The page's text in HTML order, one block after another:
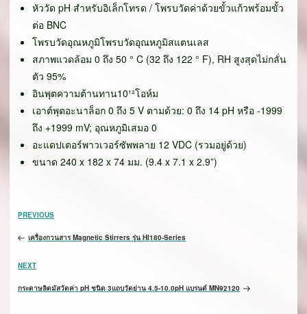
หัววัด pH สำหรับอิเล็กโทรด / โพรบวัดค่าด้วยขั้วแก้วพร้อมขั้ว
ต่อ BNC
โพรบวัดอุณหภูมิโพรบวัดอุณหภูมิสแตนเลส
สภาพแวดล้อม 0 ถึง 50 ° C (32 ถึง 122 ° F), RH สูงสุดไม่กลั่น
ตัว 95%
อินพุตความต้านทาน10¹²โอห์ม
เอาต์พุตอะนาล็อก 0 ถึง 5 V ตามด้วย: 0 ถึง 14 pH หรือ -1999
ถึง +1999 mV; อุณหภูมิเสมอ 0
อะแดปเตอร์พาวเวอร์ซัพพลาย 12 VDC (รวมอยู่ด้วย)
ขนาด 240 x 182 x 74 มม. (9.4 x 7.1 x 2.9”)
นำทาง
เรื่อง
Previous
Post
PREVIOUS
เครื่องกวนสาร Magnetic Stirrers รุ่น HI180-Series
Next
Post
NEXT
กระดาษลิตมัสวัดค่า pH ชนิด 3แถบวัดย่าน 4.5-10.0pH แบรนด์ MN92120